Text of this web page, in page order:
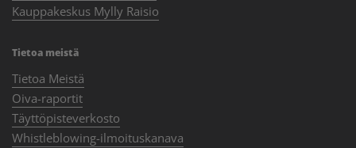
Kauppakeskus Mylly Raisio
Tietoa meistä
Tietoa Meistä
Oiva-raportit
Täyttöpisteverkosto
Whistleblowing-ilmoituskanava